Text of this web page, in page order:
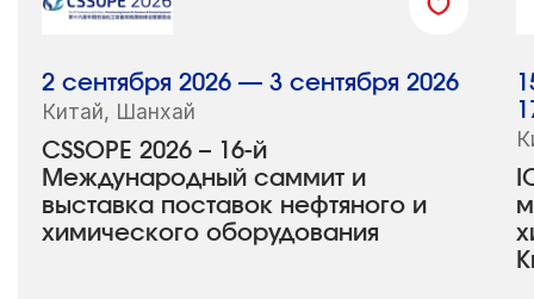
CSSOPE 2026 – 16-й
Международный саммит и
выставка поставок нефтяного и
химического оборудования
2 сентября 2026 — 3 сентября 2026
Китай, Шанхай